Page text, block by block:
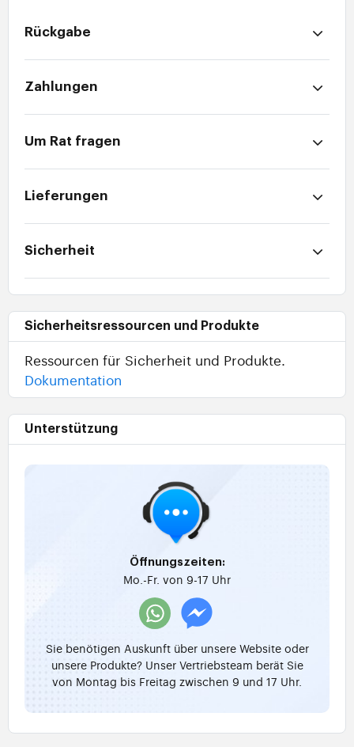
Rückgabe
Zahlungen
Um Rat fragen
Lieferungen
Sicherheit
Sicherheitsressourcen und Produkte
Ressourcen für Sicherheit und Produkte.
Dokumentation
Unterstützung
Öffnungszeiten:
Mo.-Fr. von 9-17 Uhr
Sie benötigen Auskunft über unsere Website oder
unsere Produkte? Unser Vertriebsteam berät Sie
von Montag bis Freitag zwischen 9 und 17 Uhr.